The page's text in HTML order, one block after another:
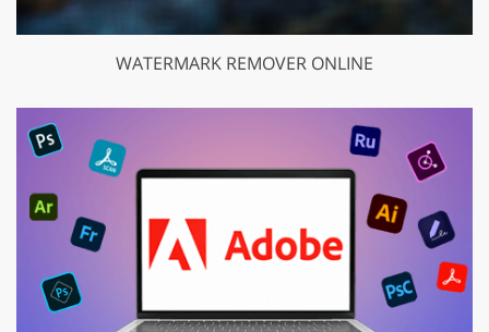
WATERMARK REMOVER ONLINE